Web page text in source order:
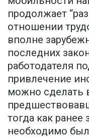
продолжает
отношении
вполне
последних
работодателя
привлечение
можно сделать
тогда как
необходимо